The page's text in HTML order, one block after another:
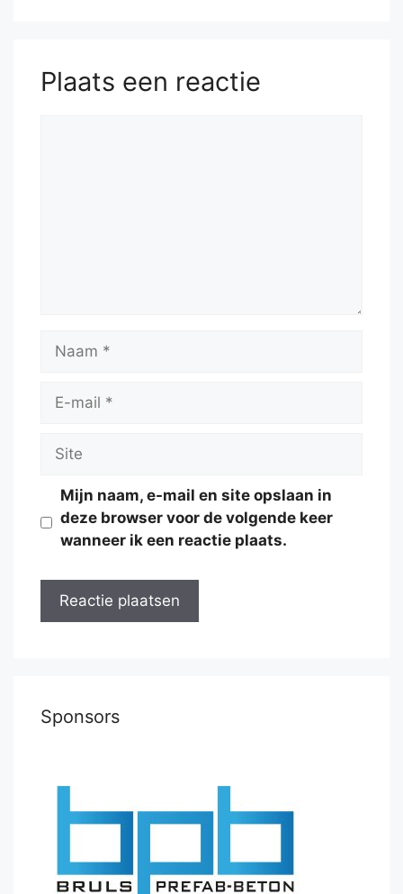
Plaats een reactie
Naam
Site
Mijn naam, e-mail en site opslaan in
deze browser voor de volgende keer
wanneer ik een reactie plaats.
Sponsors